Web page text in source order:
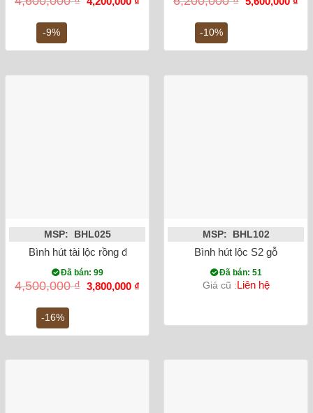
-9%
gốc
4,200,000 ₫.
-10%
gốc
-16%
MSP: BHL025
Bình hút tài lộc rồng đắp vẽ vàng kim
Đã bán: 99
4,500,000₫ Giá
gốc
3,800,000 ₫
3,800,000 ₫.
MSP: BHL102
Bình hút lộc S2 gỗ
Đã bán: 51
Giá cũ :Liên hệ